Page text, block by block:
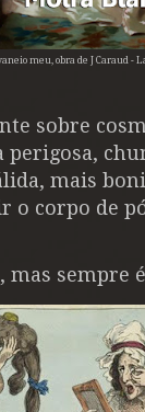
meu, obra de J Caraud -
sobre
mais
o corpo de
mas sempre